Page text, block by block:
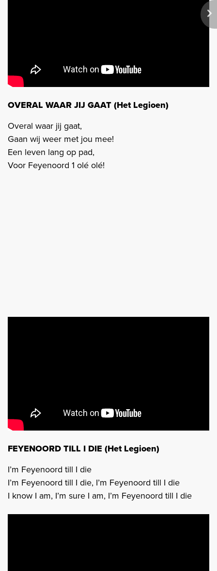
OVERAL WAAR JIJ GAAT (Het Legioen)
Overal waar jij gaat,
Gaan wij weer met jou mee!
Een leven lang op pad,
Voor Feyenoord 1 olé olé!
FEYENOORD TILL I DIE (Het Legioen)
I’m Feyenoord till I die
I’m Feyenoord till I die, I’m Feyenoord till I die
I know I am, I’m sure I am, I’m Feyenoord till I die